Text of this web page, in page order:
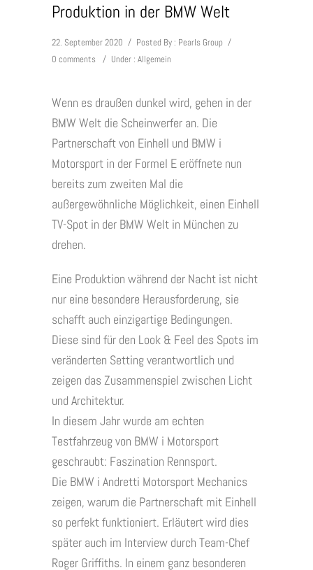
Produktion in der BMW Welt
22. September 2020 / Posted By : Pearls Group /
0 comments / Under : Allgemein
Wenn es draußen dunkel wird, gehen in der
BMW Welt die Scheinwerfer an. Die
Partnerschaft von Einhell und BMW i
Motorsport in der Formel E eröffnete nun
bereits zum zweiten Mal die
außergewöhnliche Möglichkeit, einen Einhell
TV-Spot in der BMW Welt in München zu
drehen.
Eine Produktion während der Nacht ist nicht
nur eine besondere Herausforderung, sie
schafft auch einzigartige Bedingungen.
Diese sind für den Look & Feel des Spots im
veränderten Setting verantwortlich und
zeigen das Zusammenspiel zwischen Licht
und Architektur.
In diesem Jahr wurde am echten
Testfahrzeug von BMW i Motorsport
geschraubt: Faszination Rennsport.
Die BMW i Andretti Motorsport Mechanics
zeigen, warum die Partnerschaft mit Einhell
so perfekt funktioniert. Erläutert wird dies
später auch im Interview durch Team-Chef
Roger Griffiths. In einem ganz besonderen